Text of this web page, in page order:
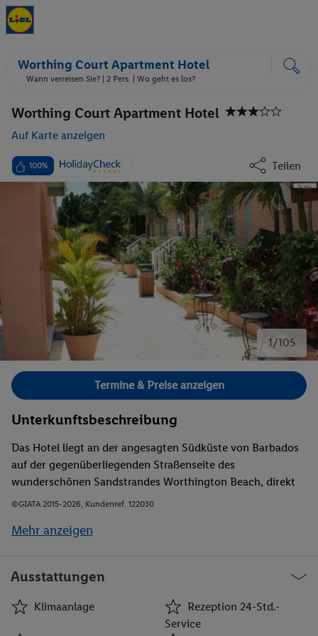
Worthing Court Apartment Hotel
Wann verreisen Sie? | 2 Pers. | Wo geht es los?
Worthing Court Apartment Hotel
Auf Karte anzeigen
100% Teilen
1/105
Bild 1 von 105.
Termine & Preise anzeigen
Unterkunftsbeschreibung
Das Hotel liegt an der angesagten Südküste von Barbados
auf der gegenüberliegenden Straßenseite des
wunderschönen Sandstrandes Worthington Beach, direkt
neben Anbindungen an die öffentlichen Verkehrsmittel. In
Supermärkte, Banken, eine Post, ein 24h-
Nachtclubs. In die Hauptstadt Bridgetown sind es rund 8
km, zum Flughafen nur ca. 11 km.
©GIATA 2015-2026, Kundenref. 122030
Mehr anzeigen
Ausstattungen
Klimaanlage
Rezeption 24-Std.-
Service